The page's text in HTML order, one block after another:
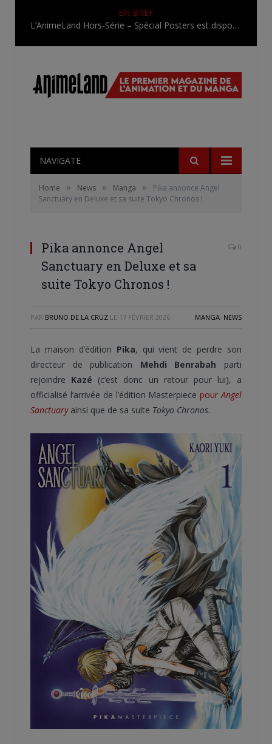
EN BREF
L’AnimeLand Hors-Série – Spécial Posters est disponible !
NAVIGATE
Home » News » Manga »
Pika annonce Angel
Sanctuary en Deluxe et sa suite Tokyo Chronos !
Pika annonce Angel
Sanctuary en Deluxe et sa
suite Tokyo Chronos !
0
PAR BRUNO DE LA CRUZ LE 17 FÉVRIER 2026 MANGA, NEWS
La maison d’édition Pika, qui vient de perdre son
directeur de publication Mehdi Benrabah parti
rejoindre Kazé (c’est donc un retour pour lui), a
officialisé l’arrivée de l’édition Masterpiece pourAngel
Sanctuaryainsi que de sa suite Tokyo Chronos.